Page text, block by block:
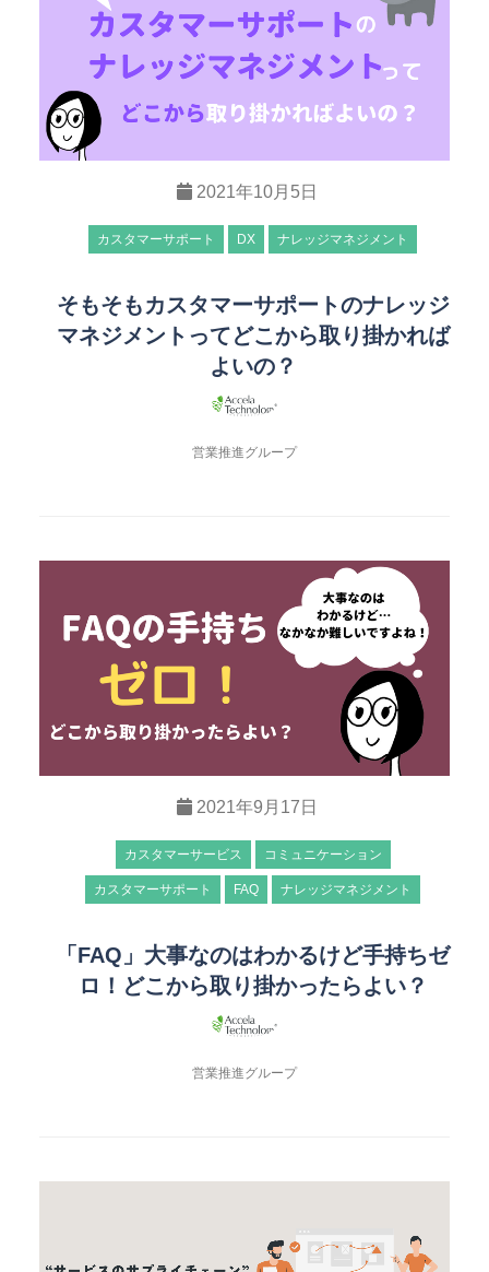
2021年10月5日
カスタマーサポート DX ナレッジマネジメント
そもそもカスタマーサポートのナレッジ
マネジメントってどこから取り掛かれば
よいの？
営業推進グループ
2021年9月17日
カスタマーサービス コミュニケーション
カスタマーサポート FAQ ナレッジマネジメント
「FAQ」大事なのはわかるけど手持ちゼ
ロ！どこから取り掛かったらよい？
営業推進グループ